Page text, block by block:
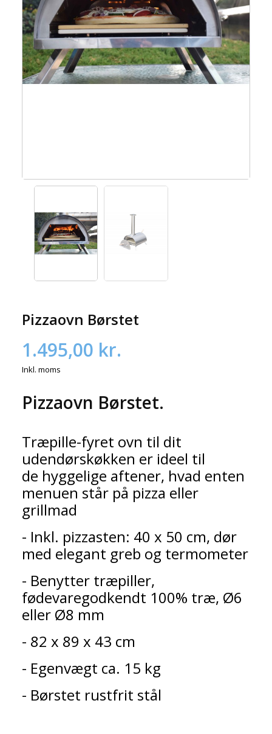
Pizzaovn Børstet
1.495,00 kr.
Inkl. moms
Pizzaovn Børstet.
Træpille-fyret ovn til dit
udendørskøkken er ideel til
de hyggelige aftener, hvad enten
menuen står på pizza eller
grillmad
- Inkl. pizzasten: 40 x 50 cm, dør
med elegant greb og termometer
- Benytter træpiller,
fødevaregodkendt 100% træ, Ø6
eller Ø8 mm
- 82 x 89 x 43 cm
- Egenvægt ca. 15 kg
- Børstet rustfrit stål